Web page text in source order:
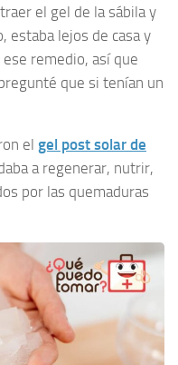
el gel de la sábila y
estaba lejos de casa y
remedio, así que
que si tenían un
el gel post solar de
a regenerar, nutrir,
por las quemaduras